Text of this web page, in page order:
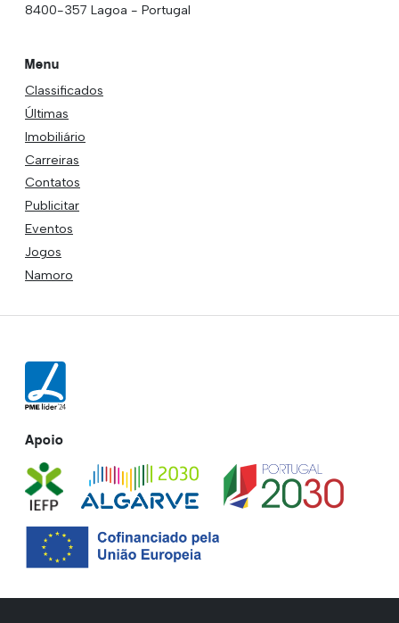
8400-357 Lagoa - Portugal
Menu
Classificados
Últimas
Imobiliário
Carreiras
Contatos
Publicitar
Eventos
Jogos
Namoro
Apoio